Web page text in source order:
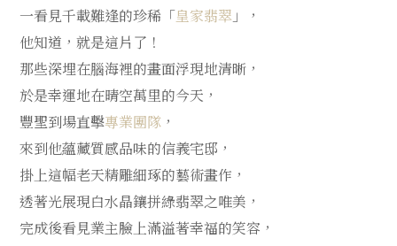
一看見千載難逢的珍稀「皇家翡翠 」，
他知道，就是這片了！
那些深埋在腦海裡的畫面浮現地清晰，
於是幸運地在晴空萬里的今天，
豐聖到場直擊專業團隊 ，
來到他蘊藏質感品味的信義宅邸，
掛上這幅老天精雕細琢的藝術畫作，
透著光展現白水晶鑲拼綠翡翠之唯美，
完成後看見業主臉上滿溢著幸福的笑容，